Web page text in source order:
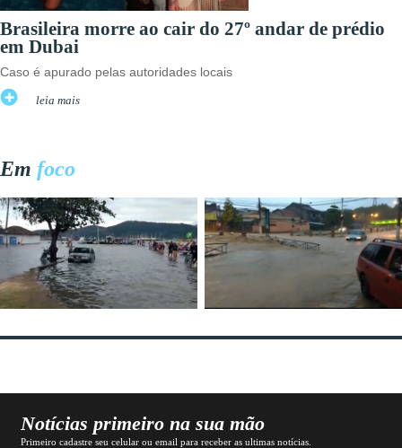
Brasileira morre ao cair do 27º andar de prédio
em Dubai
Caso é apurado pelas autoridades locais
leia mais
Em foco
Notícias primeiro na sua mão
Primeiro cadastre seu celular ou email para receber as ultimas notícias.